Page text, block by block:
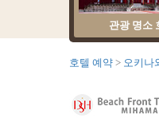
관광 명소
호텔 예약 오키나